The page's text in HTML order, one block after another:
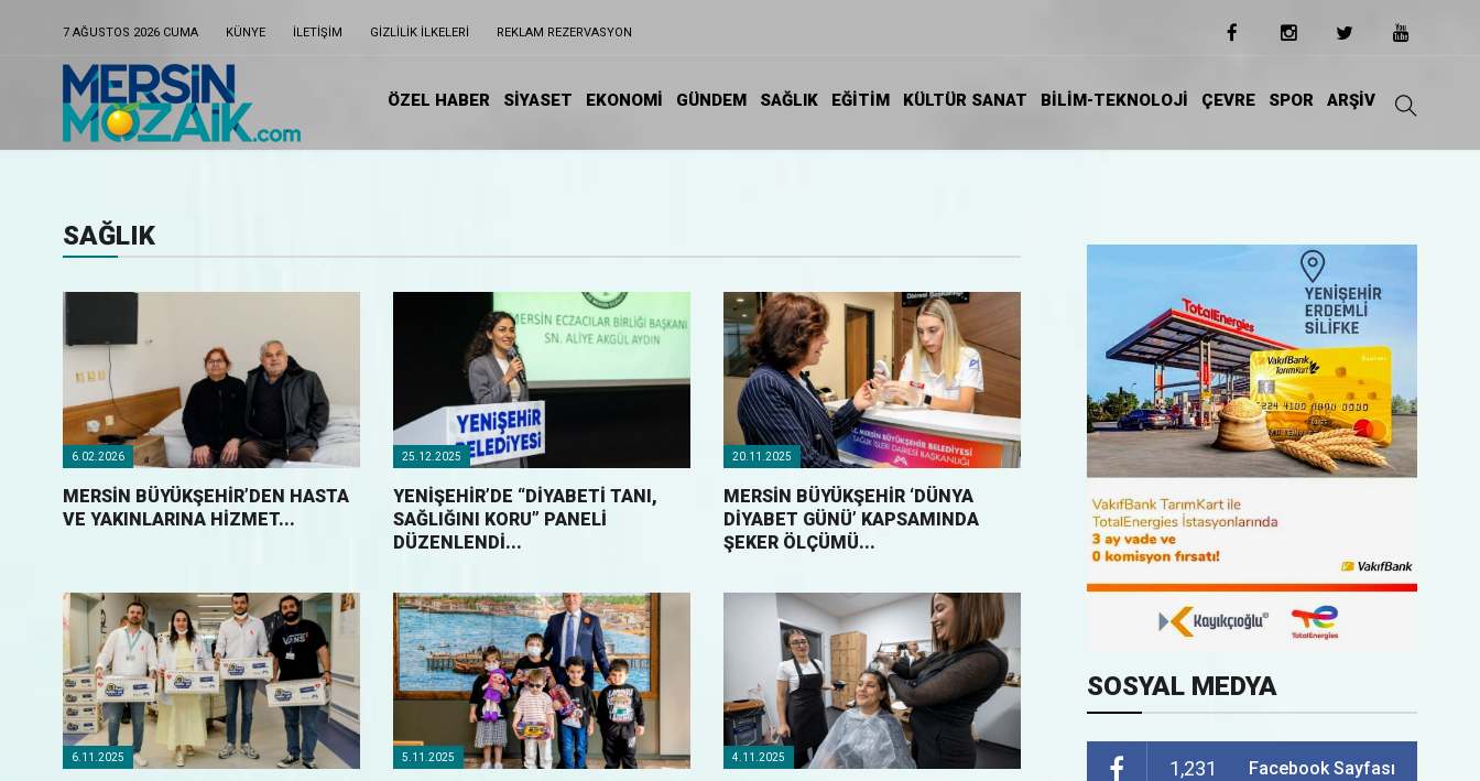
7 AĞUSTOS 2026 CUMA KÜNYE ILETIŞIM GIZLILIK ILKELERI REKLAM REZERVASYON
ÖZEL HABER SİYASET EKONOMİ GÜNDEM SAĞLIK EĞİTIM KÜLTÜR SANAT BİLİM-TEKNOLOJİ ÇEVRE SPOR ARŞİV
SAĞLIK
6.02.2026
MERSİN BÜYÜKŞEHİR’DEN HASTA
VE YAKINLARINA HİZMET...
25.12.2025
YENIŞEHIR’DE “DIYABETI TANI,
SAĞLIĞINI KORU” PANELI
DÜZENLENDI...
20.11.2025
MERSİN BÜYÜKŞEHİR ‘DÜNYA
DİYABET GÜNÜ’ KAPSAMINDA
ŞEKER ÖLÇÜMÜ...
6.11.2025 5.11.2025 4.11.2025
SOSYAL MEDYA
1,231 Facebook Sayfası